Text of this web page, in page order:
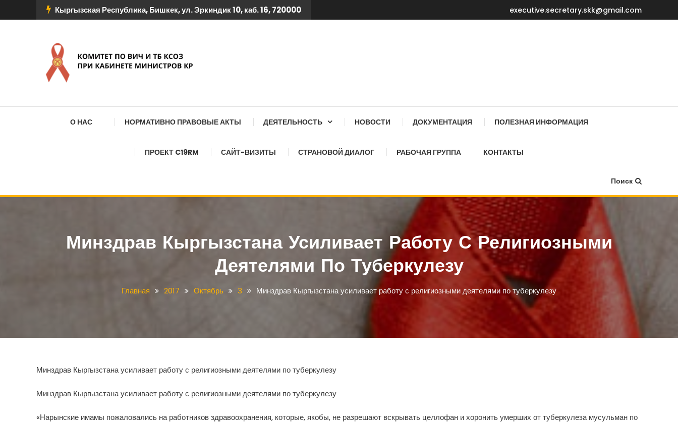
к
Кыргызская Республика, Бишкек, ул. Эркиндик 10, каб. 16, 720000 executive.secretary.skk@gmail.com
О НАС НОРМАТИВНО ПРАВОВЫЕ АКТЫ ДЕЯТЕЛЬНОСТЬ НОВОСТИ ДОКУМЕНТАЦИЯ ПОЛЕЗНАЯ ИНФОРМАЦИЯ
ПРОЕКТ C19RM САЙТ-ВИЗИТЫ СТРАНОВОЙ ДИАЛОГ РАБОЧАЯ ГРУППА КОНТАКТЫ
Поиск
Минздрав Кыргызстана Усиливает Работу С Религиозными
Деятелями По Туберкулезу
Главная 2017 Октябрь 3 Минздрав Кыргызстана усиливает работу с религиозными деятелями по туберкулезу
Минздрав Кыргызстана усиливает работу с религиозными деятелями по туберкулезу
Минздрав Кыргызстана усиливает работу с религиозными деятелями по туберкулезу
«Нарынские имамы пожаловались на работников здравоохранения, которые, якобы, не разрешают вскрывать целлофан и хоронить умерших от туберкулеза мусульман по